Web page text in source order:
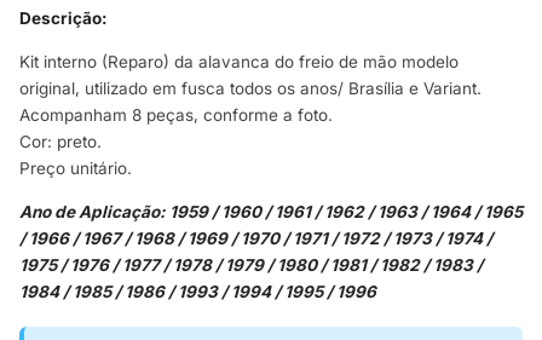
Descrição:
Kit interno (Reparo) da alavanca do freio de mão modelo
original, utilizado em fusca todos os anos/ Brasília e Variant.
Acompanham 8 peças, conforme a foto.
Cor: preto.
Preço unitário.
Ano de Aplicação: 1959 / 1960 / 1961 / 1962 / 1963 / 1964 / 1965
/ 1966 / 1967 / 1968 / 1969 / 1970 / 1971 / 1972 / 1973 / 1974 /
1975 / 1976 / 1977 / 1978 / 1979 / 1980 / 1981 / 1982 / 1983 /
1984 / 1985 / 1986 / 1993 / 1994 / 1995 / 1996